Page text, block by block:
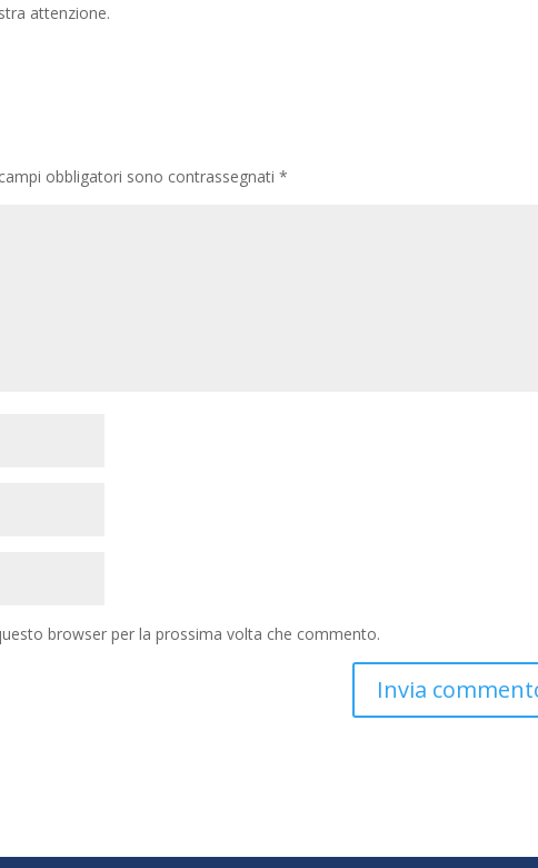
attenzione.
obbligatori sono contrassegnati*
browser per la prossima volta che commento.